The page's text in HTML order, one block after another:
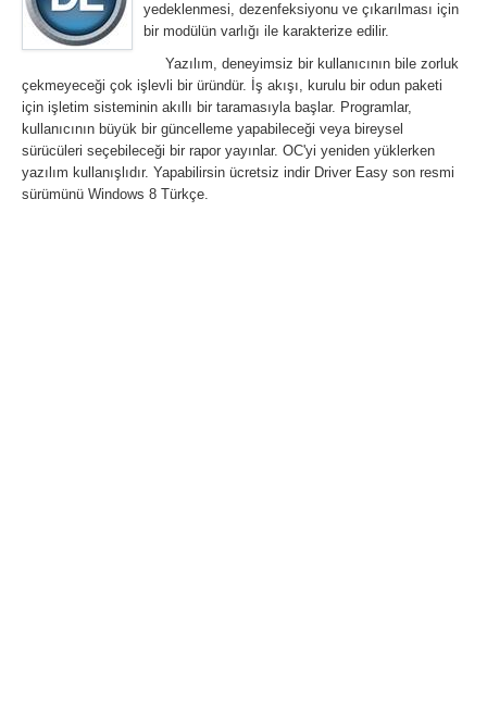
yedeklenmesi, dezenfeksiyonu ve çıkarılması için
bir modülün varlığı ile karakterize edilir.
Yazılım, deneyimsiz bir kullanıcının bile zorluk
çekmeyeceği çok işlevli bir üründür. İş akışı, kurulu bir odun paketi
için işletim sisteminin akıllı bir taramasıyla başlar. Programlar,
kullanıcının büyük bir güncelleme yapabileceği veya bireysel
sürücüleri seçebileceği bir rapor yayınlar. OC'yi yeniden yüklerken
yazılım kullanışlıdır. Yapabilirsin ücretsiz indir Driver Easy son resmi
sürümünü Windows 8 Türkçe.